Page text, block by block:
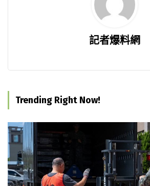
記者爆料網
Trending Right Now!